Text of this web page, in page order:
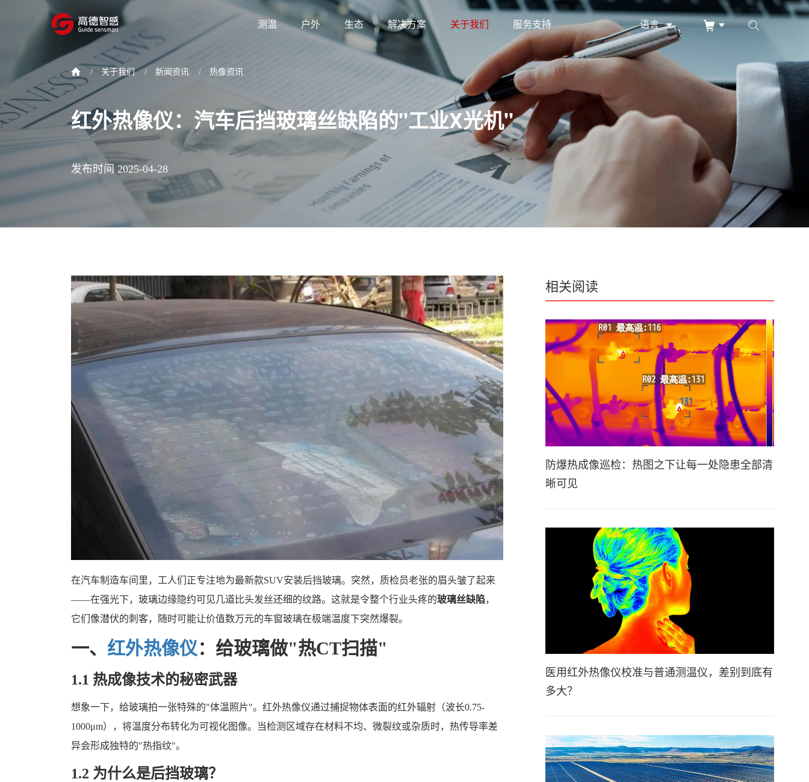
测温 户外 生态 解决方案 关于我们 服务支持 语言
/ 关于我们 / 新闻资讯 / 热像资讯
红外热像仪：汽车后挡玻璃丝缺陷的"工业X光机"
发布时间 2025-04-28
在汽车制造车间里，工人们正专注地为最新款SUV安装后挡玻璃。突然，质检员老张的眉头皱了起来
——在强光下，玻璃边缘隐约可见几道比头发丝还细的纹路。这就是令整个行业头疼的玻璃丝缺陷，
它们像潜伏的刺客，随时可能让价值数万元的车窗玻璃在极端温度下突然爆裂。
一、 红外热像仪：给玻璃做"热CT扫描"
1.1 热成像技术的秘密武器
想象一下，给玻璃拍一张特殊的"体温照片"。红外热像仪通过捕捉物体表面的红外辐射（波长0.75-
1000μm），将温度分布转化为可视化图像。当检测区域存在材料不均、微裂纹或杂质时，热传导率差
异会形成独特的"热指纹"。
1.2 为什么是后挡玻璃？
相关阅读
防爆热成像巡检：热图之下让每一处隐患全部清
晰可见
医用红外热像仪校准与普通测温仪，差别到底有
多大？